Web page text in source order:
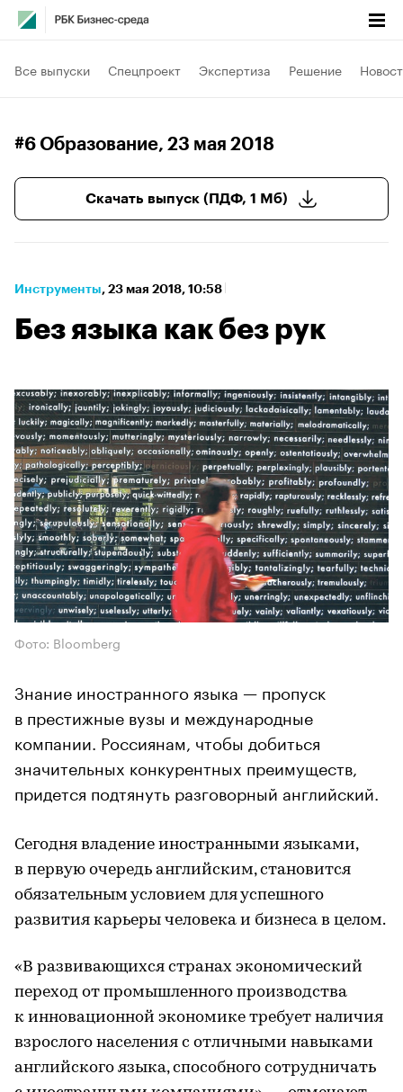
Все выпуски Спецпроект Экспертиза Решение
#6 Образование, 23 мая 2018
Скачать выпуск (ПДФ, 1 Мб)
Инструменты⁠, 23 мая 2018, 10:58
Без языка как без рук
Фото: Bloomberg
Знание иностранного языка — пропуск
в престижные вузы и международные
компании. Россиянам, чтобы добиться
значительных конкурентных преимуществ,
придется подтянуть разговорный английский.
Сегодня владение иностранными языками,
в первую очередь английским, становится
обязательным условием для успешного
развития карьеры человека и бизнеса в целом.
«В развивающихся странах экономический
переход от промышленного производства
к инновационной экономике требует наличия
взрослого населения с отличными навыками
английского языка, способного сотрудничать